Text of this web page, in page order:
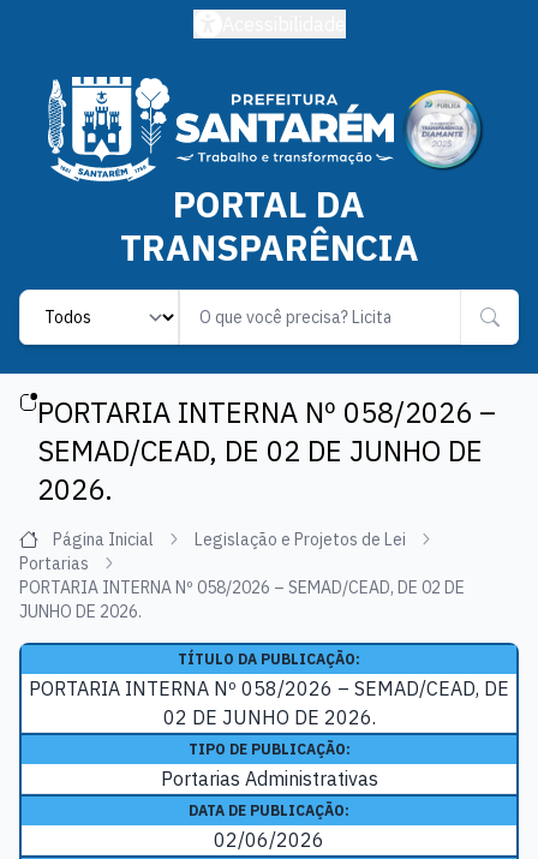
PORTAL DA
TRANSPARÊNCIA
Label
PORTARIA INTERNA Nº 058/2026 –
SEMAD/CEAD, DE 02 DE JUNHO DE
2026.
Página Inicial
Legislação e Projetos de Lei
Portarias
PORTARIA INTERNA Nº 058/2026 – SEMAD/CEAD, DE 02 DE
JUNHO DE 2026.
TÍTULO DA PUBLICAÇÃO:
PORTARIA INTERNA Nº 058/2026 – SEMAD/CEAD, DE
02 DE JUNHO DE 2026.
TIPO DE PUBLICAÇÃO:
Portarias Administrativas
DATA DE PUBLICAÇÃO:
02/06/2026